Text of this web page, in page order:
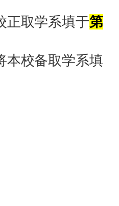
正取学系填于第
本校备取学系填